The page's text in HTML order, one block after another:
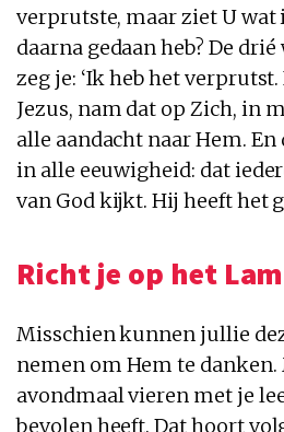
verprutste, maar ziet U wat
daarna gedaan heb? De drié
zeg je: ‘Ik heb het
Jezus, nam dat op Zich, in
alle aandacht naar Hem.
in alle eeuwigheid: dat
van God kijkt. Hij heeft het
Richt je op het Lam
Misschien kunnen jullie
nemen om Hem te
avondmaal vieren met je
bevolen heeft. Dat hoort